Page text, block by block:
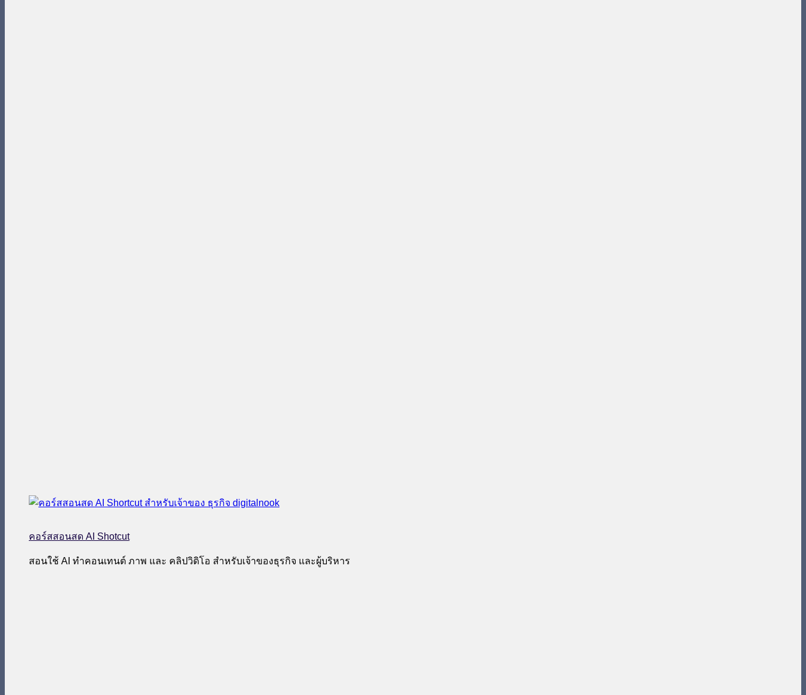
คอร์สสอนสด AI Shotcut
สอนใช้ AI ทำคอนเทนต์ ภาพ และ คลิปวิดิโอ สำหรับเจ้าของธุรกิจ และผู้บริหาร